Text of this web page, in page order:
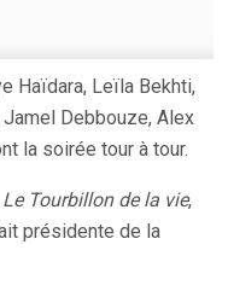
Haïdara, Leïla Bekhti,
Debbouze, Alex
la soirée tour à tour.
Le Tourbillon de la vie,
présidente de la